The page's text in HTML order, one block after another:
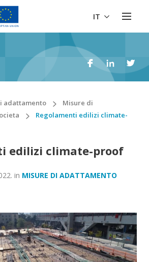
IT
adattamento
Misure di
Regolamenti edilizi climate-
edilizi climate-proof
in MISURE DI ADATTAMENTO